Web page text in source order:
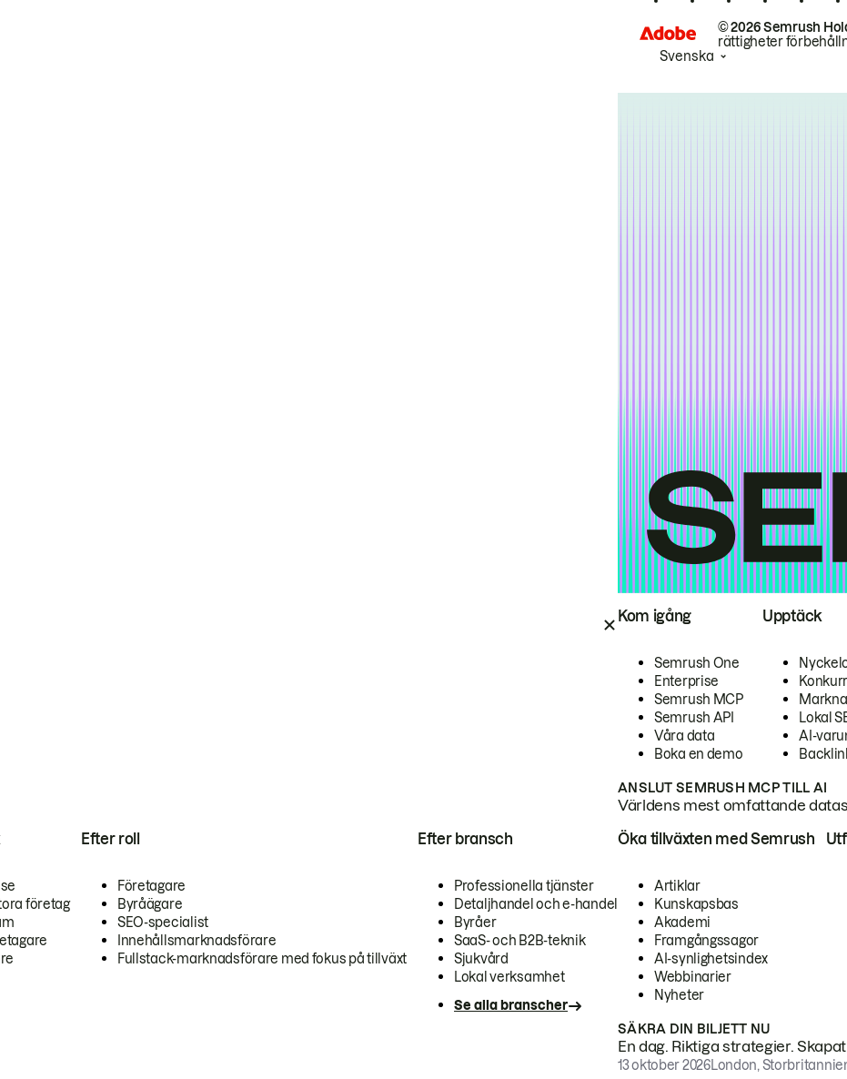
Kom igång
Semrush One
Enterprise
Semrush MCP
Semrush API
Våra data
Boka en demo
Upptäck
Lokal
AI-
ANSLUT SEMRUSH MCP TILL AI
Världens mest omfattande
företag
Efter roll
Företagare
Byråägare
SEO-specialist
Innehållsmarknadsförare
Fullstack-marknadsförare med fokus på tillväxt
Efter bransch
Professionella tjänster
Detaljhandel och e-handel
Byråer
SaaS- och B2B-teknik
Sjukvård
Lokal verksamhet
Se alla branscher
Öka tillväxten med Semrush
Artiklar
Kunskapsbas
Akademi
Framgångssagor
AI-synlighetsindex
Webbinarier
Nyheter
SÄKRA DIN BILJETT NU
En dag. Riktiga strategier.
13 oktober 2026London,
© 2026 Semrush
rättigheter
Svenska